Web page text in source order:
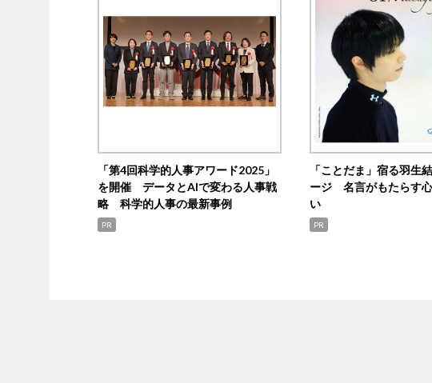
「第4回科学的人事アワード2025」
を開催 データとAIで変わる人事戦
略 科学的人事の最新事例
PR
「ことだま」宿る羽生
ージ 名言がもたらす
い
PR